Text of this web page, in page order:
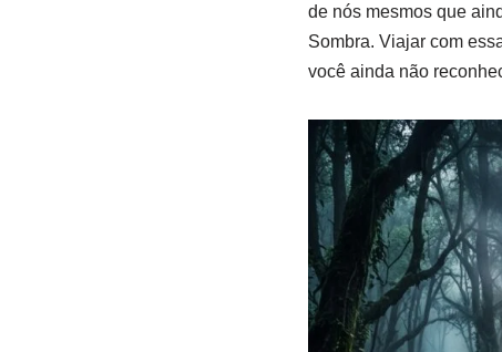
de nós mesmos que
Sombra. Viajar com
você ainda não